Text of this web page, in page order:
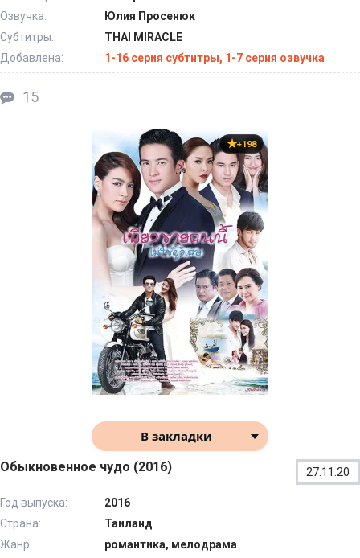
Озвучка:
Юлия Просенюк
Субтитры:
THAI MIRACLE
Добавлена:
1-16 серия субтитры, 1-7 серия озвучка
15
+198
В закладки
Обыкновенное чудо (2016) 27.11.20
Год выпуска:
2016
Страна:
Таиланд
Жанр:
романтика, мелодрама